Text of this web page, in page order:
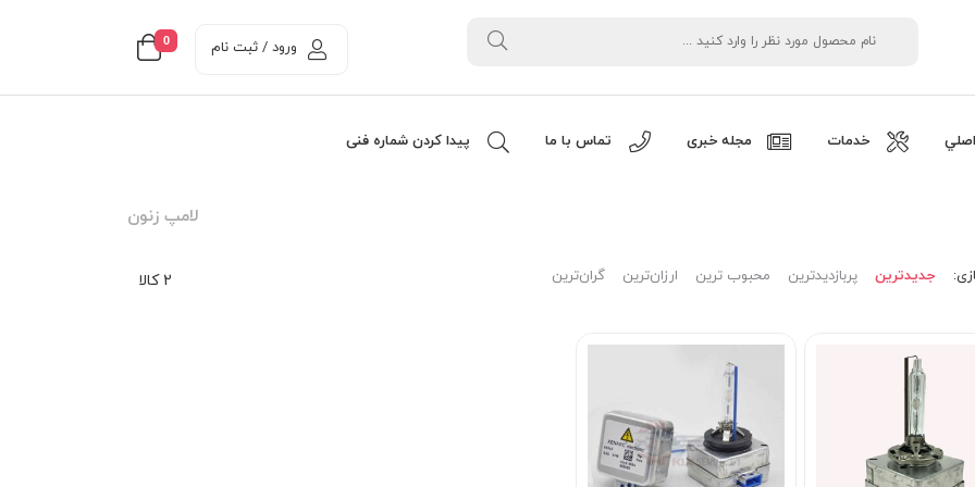
0 ورود / ثبت نام
خدمات مجله خبری تماس با ما پیدا کردن شماره فنی
لامپ زنون
2 کالا جدیدترین پربازدیدترین محبوب ترین ارزان‌ترین گران‌ترین